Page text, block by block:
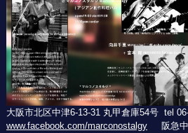
大阪市北区中津6-13-31 丸甲倉庫54号 tel
www.facebook.com/marconostalgy阪急中